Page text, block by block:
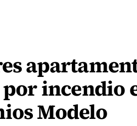
incendio
Modelo